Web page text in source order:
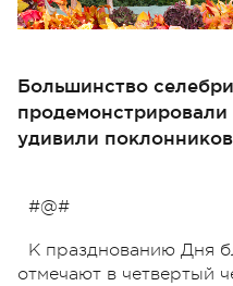
Большинство
удивили
#@#
К празднованию Дня
отмечают в четвертый